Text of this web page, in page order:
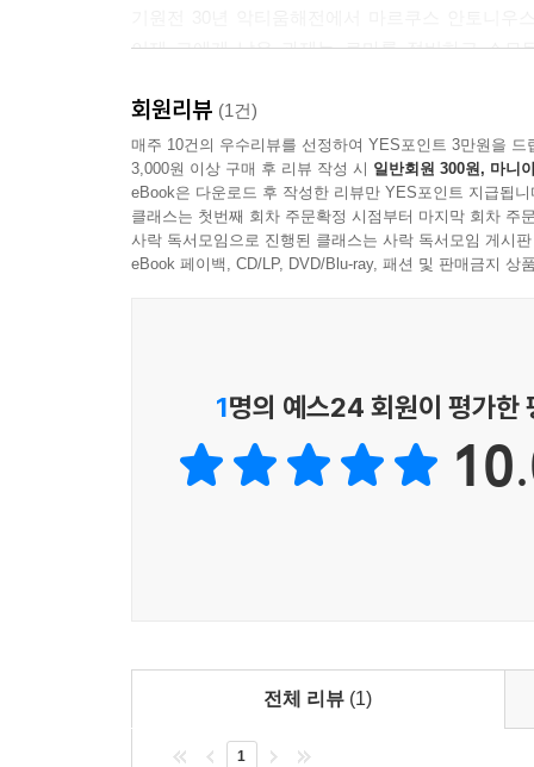
이제 그에게 남은 과제는 로마를 정비하고 소모
포로를 되찾았다. 직접 로마 국가 전역을 순방하
‘파테르 파테르아이’, 즉 ‘조국의 아버지’라는 칭호
[2] 정치 승부사로 시작해 신중한 리더로 거듭나다
이상적이고 완벽할 것만 같은 지도자의 이미지
그러나 악티움해전에서 승리하고 권력을 장악
이미지를 벗었고, 가진 권력을 남용해 섣불리
내려놓는 시늉을 하면 원로원은 그를 만류할 수
사람이라는 인상을 주기 위해 노력했고, 유쾌한
세부 사항에까지 깊이 관여하여 시민의 복지를
것이었다.
회원리뷰 (1건)
매주 10건의 우수리뷰를 선정하여 YES포인트 3만원을 드
3,000원 이상 구매 후 리뷰 작성 시 일반회원 300원, 마니
eBook은 다운로드 후 작성한 리뷰만 YES포인트 지급됩니
클래스는 첫번째 회차 주문확정 시점부터 마지막 회차 주
사락 독서모임으로 진행된 클래스는 사락 독서모임 게시
eBook 페이백, CD/LP, DVD/Blu-ray, 패션 및 판매금지 상
1명의 예스24 회원이 평가한
전체 리뷰 (1)
1